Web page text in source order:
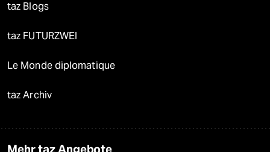
taz Blogs
taz FUTURZWEI
Le Monde diplomatique
taz Archiv
Mehr taz Angebote